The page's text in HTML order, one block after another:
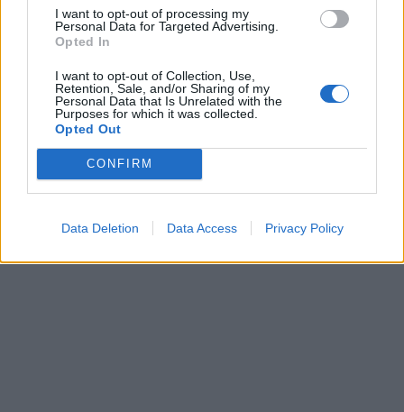
I want to opt-out of processing my
Personal Data for Targeted Advertising.
Opted In
I want to opt-out of Collection, Use,
Retention, Sale, and/or Sharing of my
Personal Data that Is Unrelated with the
Purposes for which it was collected.
Opted Out
CONFIRM
Data Deletion Data Access Privacy Policy